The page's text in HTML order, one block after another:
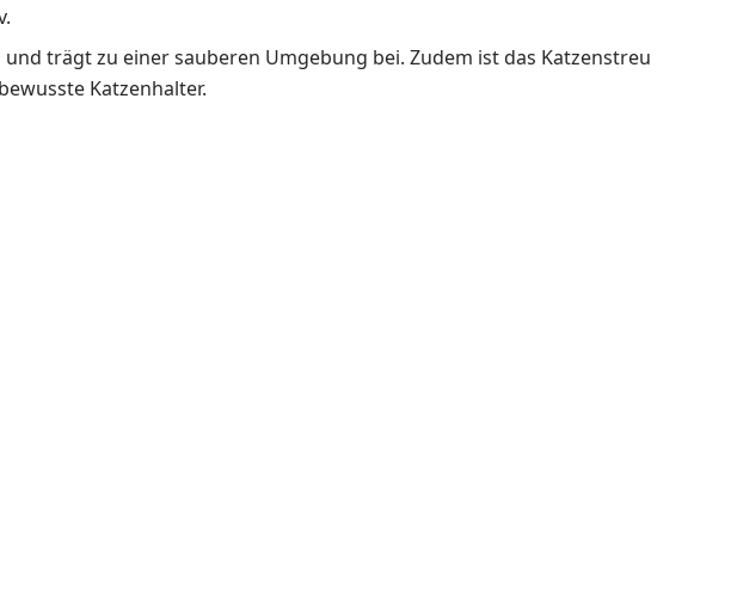
trägt zu einer sauberen Umgebung bei. Zudem ist das Katzenstreu
Katzenhalter.